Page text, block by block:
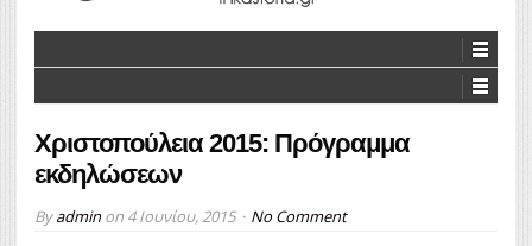
Χριστοπούλεια 2015: Πρόγραμμα
εκδηλώσεων
Byadminon 4 Ιουνίου, 2015 No Comment